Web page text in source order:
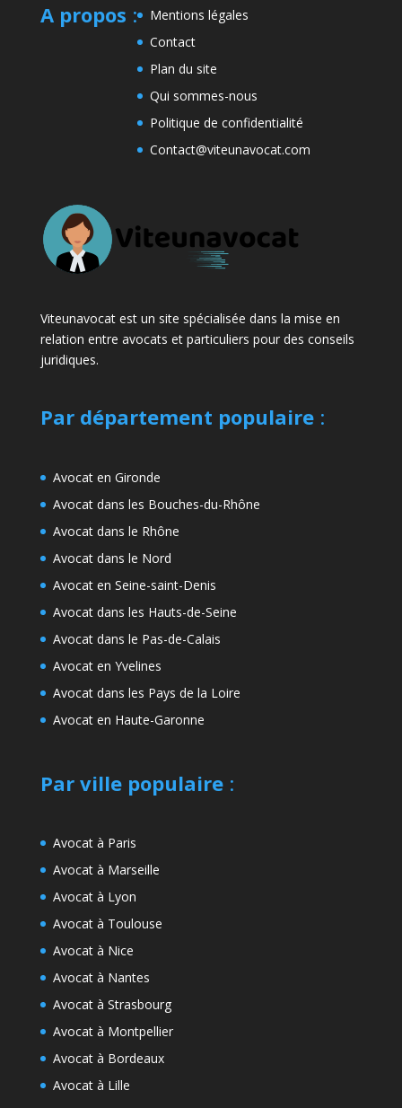
A propos :
Mentions légales
Contact
Plan du site
Qui sommes-nous
Politique de confidentialité
Contact@viteunavocat.com
Viteunavocat est un site spécialisée dans la mise en
relation entre avocats et particuliers pour des conseils
juridiques.
Par département populaire:
Avocat en Gironde
Avocat dans les Bouches-du-Rhône
Avocat dans le Rhône
Avocat dans le Nord
Avocat en Seine-saint-Denis
Avocat dans les Hauts-de-Seine
Avocat dans le Pas-de-Calais
Avocat en Yvelines
Avocat dans les Pays de la Loire
Avocat en Haute-Garonne
Par ville populaire:
Avocat à Paris
Avocat à Marseille
Avocat à Lyon
Avocat à Toulouse
Avocat à Nice
Avocat à Nantes
Avocat à Strasbourg
Avocat à Montpellier
Avocat à Bordeaux
Avocat à Lille